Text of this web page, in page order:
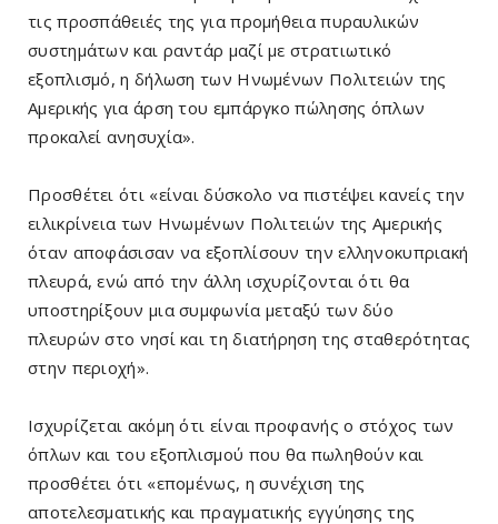
τις προσπάθειές της για προμήθεια πυραυλικών
συστημάτων και ραντάρ μαζί με στρατιωτικό
εξοπλισμό, η δήλωση των Ηνωμένων Πολιτειών της
Αμερικής για άρση του εμπάργκο πώλησης όπλων
προκαλεί ανησυχία».
Προσθέτει ότι «είναι δύσκολο να πιστέψει κανείς την
ειλικρίνεια των Ηνωμένων Πολιτειών της Αμερικής
όταν αποφάσισαν να εξοπλίσουν την ελληνοκυπριακή
πλευρά, ενώ από την άλλη ισχυρίζονται ότι θα
υποστηρίξουν μια συμφωνία μεταξύ των δύο
πλευρών στο νησί και τη διατήρηση της σταθερότητας
στην περιοχή».
Ισχυρίζεται ακόμη ότι είναι προφανής ο στόχος των
όπλων και του εξοπλισμού που θα πωληθούν και
προσθέτει ότι «επομένως, η συνέχιση της
αποτελεσματικής και πραγματικής εγγύησης της